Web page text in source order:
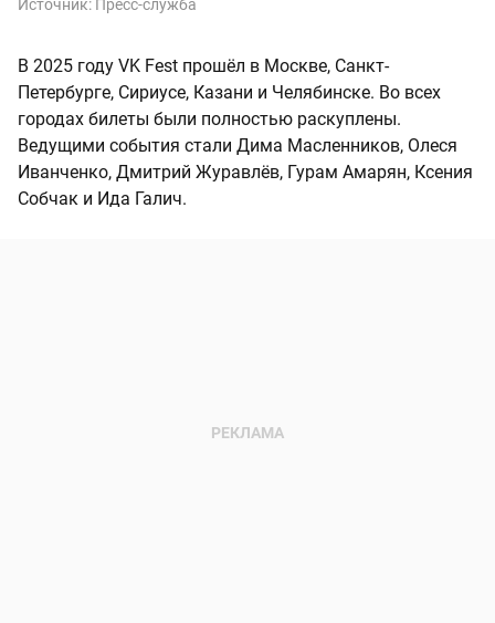
Источник: Пресс-служба
В 2025 году VK Fest прошёл в Москве, Санкт-
Петербурге, Сириусе, Казани и Челябинске. Во всех
городах билеты были полностью раскуплены.
Ведущими события стали Дима Масленников, Олеся
Иванченко, Дмитрий Журавлёв, Гурам Амарян, Ксения
Собчак и Ида Галич.